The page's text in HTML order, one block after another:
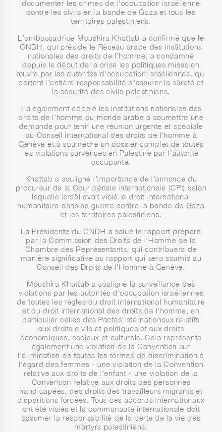
documenter les crimes de l'occupation israélienne
contre les civils en la bande de Gaza et tous les
territoires palestiniens.
L'ambassadrice Moushira Khattab a confirmé que le
CNDH, qui préside le Réseau arabe des institutions
nationales des droits de l'homme, a condamné
depuis le début de la crise les politiques mises en
œuvre par les autorités d'occupation israéliennes, qui
portent l'entière responsabilité d'assurer la sûreté et
la sécurité des civils palestiniens.
Il a également appelé les institutions nationales des
droits de l'homme du monde arabe à soumettre une
demande pour tenir une réunion urgente et spéciale
du Conseil international des droits de l'homme à
Genève et à soumettre un dossier complet de toutes
les violations survenues en Palestine par l'autorité
occupante.
Khattab a souligné l’importance de l’annonce du
procureur de la Cour pénale internationale (CPI) selon
laquelle Israël avait violé le droit international
humanitaire dans sa guerre contre la bande de Gaza
et les territoires palestiniens.
La Présidente du CNDH a salué le rapport préparé
par la Commission des Droits de l'Homme de la
Chambre des Représentants, qui contribuera de
manière significative au rapport qui sera soumis au
Conseil des Droits de l'Homme à Genève.
Moushira Khattab a souligné la surveillance des
violations par les autorités d'occupation israéliennes
de toutes les règles du droit international humanitaire
et du droit international des droits de l'homme, en
particulier celles des Pactes internationaux relatifs
aux droits civils et politiques et aux droits
économiques, sociaux et culturels. Cela représente
également une violation de la Convention sur
l'élimination de toutes les formes de discrimination à
l'égard des femmes - une violation de la Convention
relative aux droits de l'enfant - une violation de la
Convention relative aux droits des personnes
handicapées, des droits des travailleurs migrants et
disparitions forcées. Tous ces accords internationaux
ont été violés et la communauté internationale doit
assumer la responsabilité de la perte de la vie des
martyrs palestiniens.